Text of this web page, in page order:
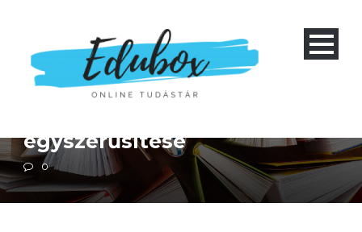
Négyéves gimnázium 1-4 és nyolcéves gimnázium 5-8
Szakközépiskola 1-4
egyszerűsítése
0